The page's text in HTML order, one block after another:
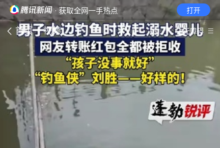
· 获取全网一手热点 打开
首页 视频 无障碍